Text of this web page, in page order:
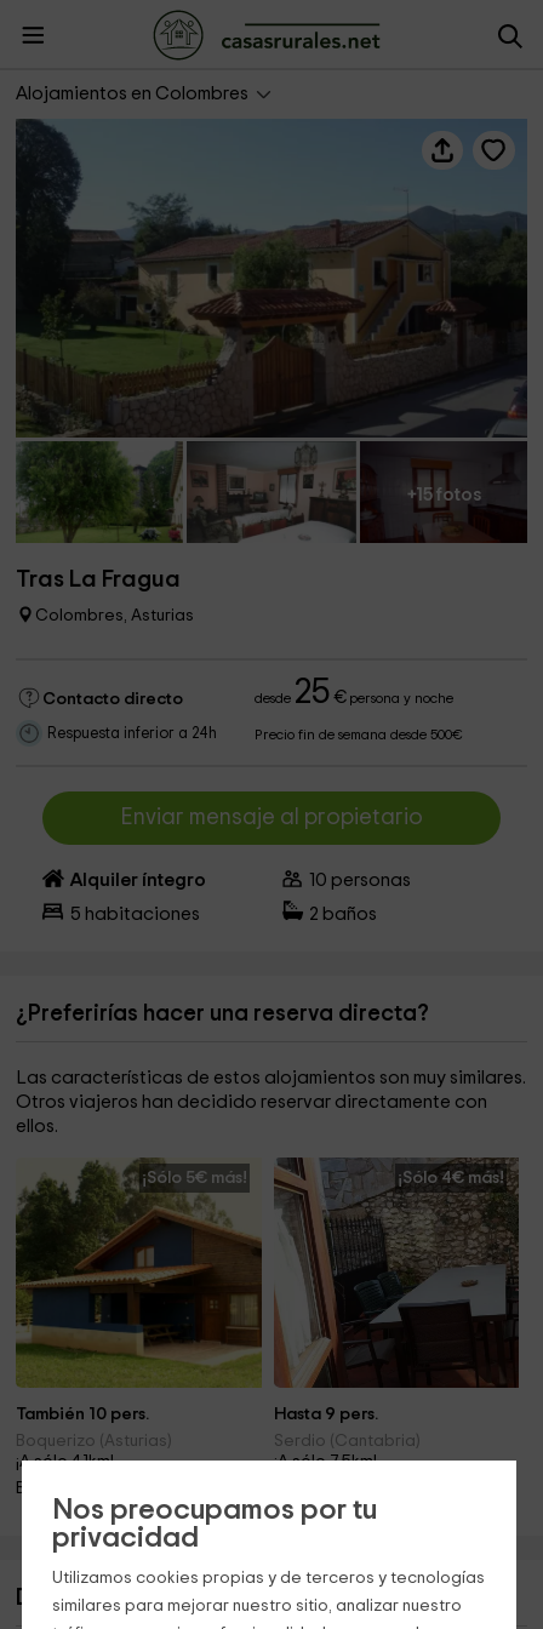
Nos preocupamos por tu
privacidad
Utilizamos cookies propias y de terceros y tecnologías
similares para mejorar nuestro sitio, analizar nuestro
Alojamientos en Colombres
+15 fotos
Tras La Fragua
Colombres, Asturias
Contacto directo desde 25 €persona y noche
Respuesta inferior a 24h Precio fin de semana desde 500€
Enviar mensaje al propietario
Alquiler íntegro 10 personas
5 habitaciones 2 baños
¿Preferirías hacer una reserva directa?
Las características de estos alojamientos son muy similares.
Otros viajeros han decidido reservar directamente con
ellos.
¡Sólo 5€ más!
También 10 pers.
Boquerizo (Asturias)
¡A sólo 4.1km!
Barbacoa · Chimenea
¡Sólo 4€ más!
Hasta 9 pers.
Serdio (Cantabria)
¡A sólo 7.5km!
Descripción de Tras La Fragua